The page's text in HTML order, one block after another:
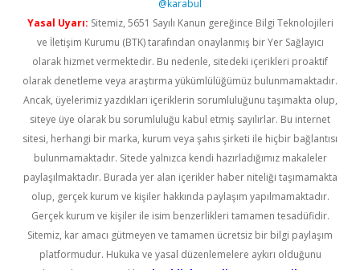
@karabul
Yasal Uyarı: Sitemiz, 5651 Sayılı Kanun gereğince Bilgi Teknolojileri
ve İletişim Kurumu (BTK) tarafından onaylanmış bir Yer Sağlayıcı
olarak hizmet vermektedir. Bu nedenle, sitedeki içerikleri proaktif
olarak denetleme veya araştırma yükümlülüğümüz bulunmamaktadır.
Ancak, üyelerimiz yazdıkları içeriklerin sorumluluğunu taşımakta olup,
siteye üye olarak bu sorumluluğu kabul etmiş sayılırlar. Bu internet
sitesi, herhangi bir marka, kurum veya şahıs şirketi ile hiçbir bağlantısı
bulunmamaktadır. Sitede yalnızca kendi hazırladığımız makaleler
paylaşılmaktadır. Burada yer alan içerikler haber niteliği taşımamakta
olup, gerçek kurum ve kişiler hakkında paylaşım yapılmamaktadır.
Gerçek kurum ve kişiler ile isim benzerlikleri tamamen tesadüfidir.
Sitemiz, kar amacı gütmeyen ve tamamen ücretsiz bir bilgi paylaşım
platformudur. Hukuka ve yasal düzenlemelere aykırı olduğunu